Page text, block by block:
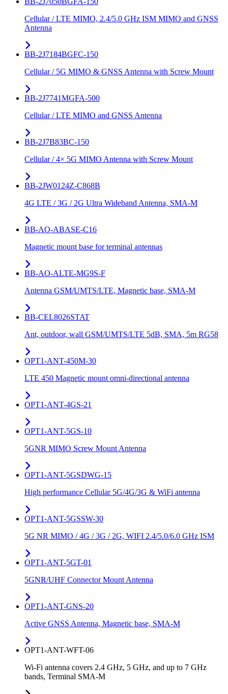
Cellular / LTE MIMO, 2.4/5.0 GHz ISM MIMO and GNSS
Antenna
BB-2J7184BGFC-150
Cellular / 5G MIMO & GNSS Antenna with Screw Mount
BB-2J7741MGFA-500
Cellular / LTE MIMO and GNSS Antenna
BB-2J7B83BC-150
Cellular / 4× 5G MIMO Antenna with Screw Mount
BB-2JW0124Z-C868B
4G LTE / 3G / 2G Ultra Wideband Antenna, SMA-M
BB-AO-ABASE-C16
Magnetic mount base for terminal antennas
BB-AO-ALTE-MG9S-F
Antenna GSM/UMTS/LTE, Magnetic base, SMA-M
BB-CEL8026STAT
Ant, outdoor, wall GSM/UMTS/LTE 5dB, SMA, 5m RG58
OPT1-ANT-450M-30
LTE 450 Magnetic mount omni-directional antenna
OPT1-ANT-4GS-21
OPT1-ANT-5GS-10
5GNR MIMO Screw Mount Antenna
OPT1-ANT-5GSDWG-15
High performance Cellular 5G/4G/3G & WiFi antenna
OPT1-ANT-5GSSW-30
5G NR MIMO / 4G / 3G / 2G, WIFI 2.4/5.0/6.0 GHz ISM
OPT1-ANT-5GT-01
5GNR/UHF Connector Mount Antenna
OPT1-ANT-GNS-20
Active GNSS Antenna, Magnetic base, SMA-M
OPT1-ANT-WFT-06
Wi-Fi antenna covers 2.4 GHz, 5 GHz, and up to 7 GHz
bands, Terminal SMA-M